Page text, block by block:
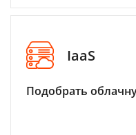
IaaS
Подобрать